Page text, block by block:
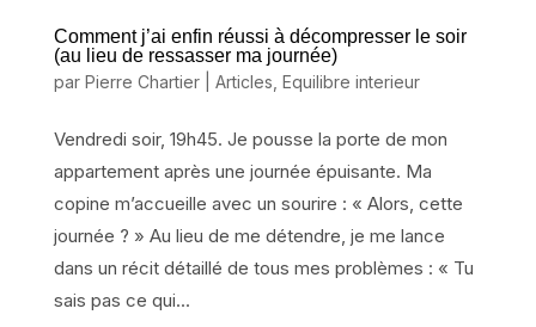
Comment j’ai enfin réussi à décompresser le soir
(au lieu de ressasser ma journée)
par Pierre Chartier| Articles Equilibre interieur
Vendredi soir, 19h45. Je pousse la porte de mon
appartement après une journée épuisante. Ma
copine m’accueille avec un sourire : « Alors, cette
journée ? » Au lieu de me détendre, je me lance
dans un récit détaillé de tous mes problèmes : « Tu
sais pas ce qui...